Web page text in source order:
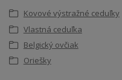
Kovové výstražné ceduľky
Vlastná ceduľka
Belgický ovčiak
Oriešky